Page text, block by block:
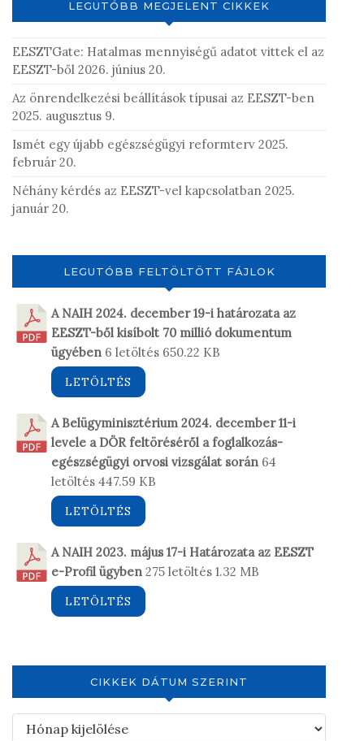
e
g
s
t
LEGUTÓBB MEGJELENT CIKKEK
EESZTGate: Hatalmas mennyiségű adatot vittek el az
EESZT-ből 2026. június 20.
Az önrendelkezési beállítások típusai az EESZT-ben
2025. augusztus 9.
Ismét egy újabb egészségügyi reformterv 2025.
február 20.
Néhány kérdés az EESZT-vel kapcsolatban 2025.
január 20.
LEGUTÓBB FELTÖLTÖTT FÁJLOK
A NAIH 2024. december 19-i határozata az
EESZT-ből kisíbolt 70 millió dokumentum
ügyében 6 letöltés 650.22 KB
LETÖLTÉS
A Belügyminisztérium 2024. december 11-i
levele a DÖR feltöréséről a foglalkozás-
egészségügyi orvosi vizsgálat során 64
letöltés 447.59 KB
LETÖLTÉS
A NAIH 2023. május 17-i Határozata az EESZT
e-Profil ügyben 275 letöltés 1.32 MB
LETÖLTÉS
CIKKEK DÁTUM SZERINT